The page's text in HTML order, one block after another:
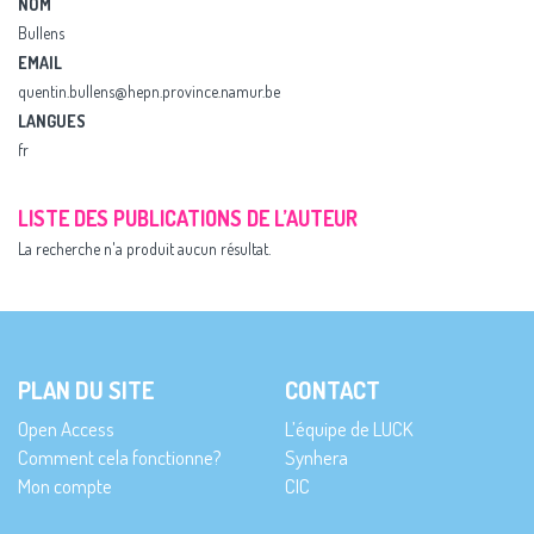
NOM
Bullens
EMAIL
quentin.bullens@hepn.province.namur.be
LANGUES
fr
LISTE DES PUBLICATIONS DE L’AUTEUR
La recherche n'a produit aucun résultat.
PLAN DU SITE
Open Access
Comment cela fonctionne?
Mon compte
CONTACT
L’équipe de LUCK
Synhera
CIC